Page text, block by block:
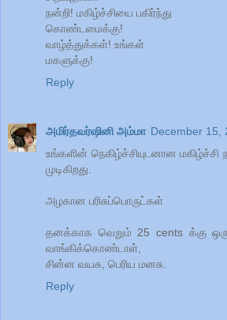
நன்றி! மகிழ்ச்சியை பகிர்ந்து
கொண்டமைக்கு!
வாழ்த்துக்கள்! உங்கள்
மகளுக்கு!
Reply
அமிர்தவர்ஷினி அம்மா December 15,
உங்களின் நெகிழ்ச்சியுடனான
முடிகிறது.
அழகான பரிசுப்பொருட்கள்
தனக்காக வெறும் 25 cents க்கு ஒரு
வாங்கிக்கொண்டாள்,
சின்ன வயசு, பெரிய மனசு.
Reply